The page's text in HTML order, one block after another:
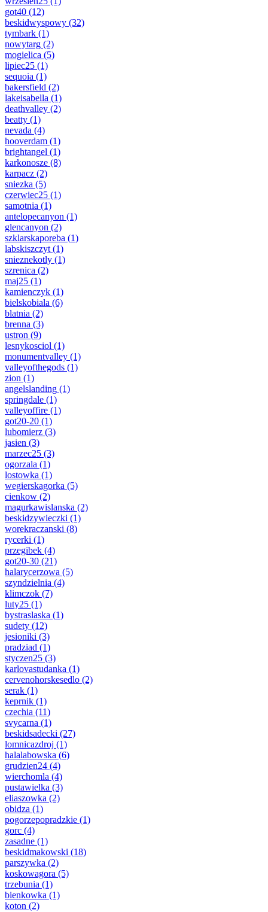
got40 (12)
beskidwyspowy (32)
tymbark (1)
nowytarg (2)
mogielica (5)
lipiec25 (1)
sequoia (1)
bakersfield (2)
lakeisabella (1)
deathvalley (2)
beatty (1)
nevada (4)
hooverdam (1)
brightangel (1)
karkonosze (8)
karpacz (2)
sniezka (5)
czerwiec25 (1)
samotnia (1)
antelopecanyon (1)
glencanyon (2)
szklarskaporeba (1)
labskiszczyt (1)
snieznekotly (1)
szrenica (2)
maj25 (1)
kamienczyk (1)
bielskobiala (6)
blatnia (2)
brenna (3)
ustron (9)
lesnykosciol (1)
monumentvalley (1)
valleyofthegods (1)
zion (1)
angelslanding (1)
springdale (1)
valleyoffire (1)
got20-20 (1)
lubomierz (3)
jasien (3)
marzec25 (3)
ogorzala (1)
lostowka (1)
wegierskagorka (5)
cienkow (2)
magurkawislanska (2)
beskidzywieczki (1)
worekraczanski (8)
rycerki (1)
przegibek (4)
got20-30 (21)
halarycerzowa (5)
szyndzielnia (4)
klimczok (7)
luty25 (1)
bystraslaska (1)
sudety (12)
jesioniki (3)
pradziad (1)
styczen25 (3)
karlovastudanka (1)
cervenohorskesedlo (2)
serak (1)
keprnik (1)
czechia (11)
svycarna (1)
beskidsadecki (27)
lomnicazdroj (1)
halalabowska (6)
grudzien24 (4)
wierchomla (4)
pustawielka (3)
eliaszowka (2)
obidza (1)
pogorzepopradzkie (1)
gorc (4)
zasadne (1)
beskidmakowski (18)
parszywka (2)
koskowagora (5)
trzebunia (1)
bienkowka (1)
koton (2)